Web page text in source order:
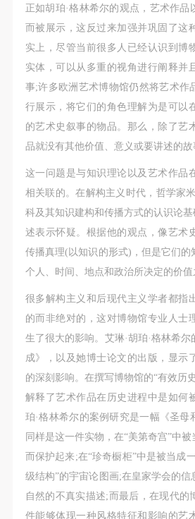
正如胡珀·格林希尔的观点，艺术作品
而被展示，这反过来加强并巩固了这
实上，尽管当前很多人已经认识到博
实体，可以从多重的视角进行阐释并
事;许多欧洲艺术博物馆仍然将艺术作
行展示，将它们的角色理解为是可以
的艺术史叙事的物品。那么，除了艺
品就没有其他价值、意义或要讲述的故
这一问题是与知识理论以及艺术作品
相关联的。在解构主义时代，哲学家
科及其知识建构和传播方式的认识论基
述表示怀疑。根据他的观点，像艺术
传播真理(以知识的形式)，但是它们的
个人、时间、地点和政治所决定的价值
很多解构主义和后现代主义学者都指
的而非绝对的，这对博物馆专业人士
生了很大的影响。艾琳·胡珀·格林希
成》，以及她博士论文的出版，显示
的深刻影响。在撰写博物馆的“有效历
解释了艺术作品在历史进程中是如何
珀·格林希尔的案例研究是一幅《圣母
同样是这一件实物，在“美第奇宫”中
而保护起来;在“珍奇橱柜”中是被当成
级结构”的宇宙论图画;在皇家学会的
自然的不真实描述;而最后，在现代的
件能够体现一种风格特征和影响的艺
术的空间氛围，竭诚与各单位、
和观众进行良好互动。以学院的
极策划国际、国内多视角、多领
共教育活动，为美院师生、中外
提供一个交流、学习、展示的平
单位，其开展的公共教育活动以
主。
（3）、乙方为甲方拍摄中央美术
有公教活动。
二、拍摄内容、使用形式、使用
（1）、拍摄内容 乙方拍摄的带
容包括：①中央美术学院美术馆
内○3由中央美术学院公共教育部
动。
附带光盘及宣传资料。
（3）、使用地域范围
适用地域范围包括国内和国外。
使用肖像的媒介限于不损害甲方
（如杂志、网络等）。
三、肖像权使用期限
永久使用。
四、许可使用费用
带有甲方肖像作品的拍摄费用由
乙方于拍摄完带有甲方肖像的作
费用。
术的空间氛围，竭诚与各单位、
和观众进行良好互动。以学院的
极策划国际、国内多视角、多领
共教育活动，为美院师生、中外
提供一个交流、学习、展示的平
单位，其开展的公共教育活动以
主。
（3）、乙方为甲方拍摄中央美术
有公教活动。
二、拍摄内容、使用形式、使用
（1）、拍摄内容 乙方拍摄的带
容包括：①中央美术学院美术馆
内○3由中央美术学院公共教育部
动。
附带光盘及宣传资料。
（3）、使用地域范围
适用地域范围包括国内和国外。
使用肖像的媒介限于不损害甲方
（如杂志、网络等）。
三、肖像权使用期限
永久使用。
四、许可使用费用
带有甲方肖像作品的拍摄费用由
乙方于拍摄完带有甲方肖像的作
费用。
术的空间氛围，竭诚与各单位、
和观众进行良好互动。以学院的
极策划国际、国内多视角、多领
共教育活动，为美院师生、中外
提供一个交流、学习、展示的平
单位，其开展的公共教育活动以
主。
（3）、乙方为甲方拍摄中央美术
有公教活动。
二、拍摄内容、使用形式、使用
（1）、拍摄内容 乙方拍摄的带
容包括：①中央美术学院美术馆
内○3由中央美术学院公共教育部
动。
附带光盘及宣传资料。
（3）、使用地域范围
适用地域范围包括国内和国外。
使用肖像的媒介限于不损害甲方
（如杂志、网络等）。
三、肖像权使用期限
永久使用。
四、许可使用费用
带有甲方肖像作品的拍摄费用由
乙方于拍摄完带有甲方肖像的作
费用。